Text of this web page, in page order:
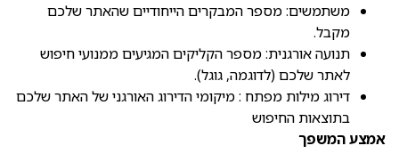
משתמשים: מספר המבקרים הייחודיים שהאתר שלכם
מקבל.
תנועה אורגנית: מספר הקליקים המגיעים ממנועי חיפוש
לאתר שלכם (לדוגמה, גוגל).
דירוג מילות מפתח : מיקומי הדירוג האורגני של האתר שלכם
בתוצאות החיפוש
אמצע המשפך